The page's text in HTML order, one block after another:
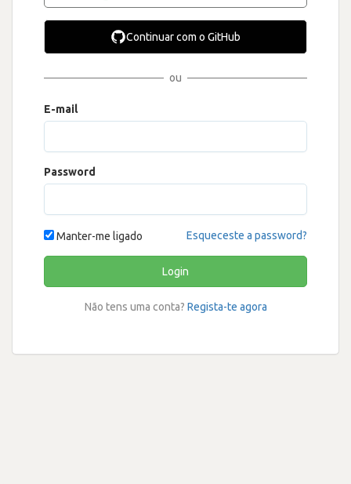
Continuar com o GitHub
ou
E-mail
Password
Manter-me ligado Esqueceste a password?
Login
Não tens uma conta? Regista-te agora